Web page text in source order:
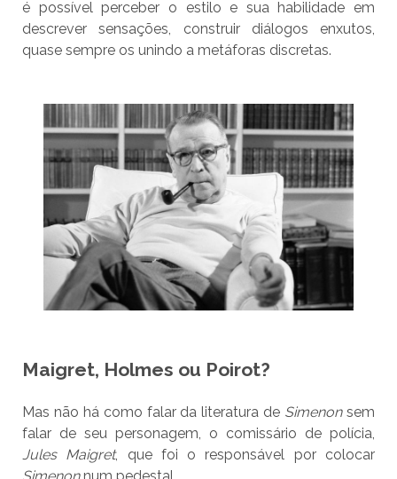
é possível perceber o estilo e sua habilidade em
descrever sensações, construir diálogos enxutos,
quase sempre os unindo a metáforas discretas.
Maigret, Holmes ou Poirot?
Mas não há como falar da literatura de Simenonsem
falar de seu personagem, o comissário de polícia,
Jules Maigret, que foi o responsável por colocar